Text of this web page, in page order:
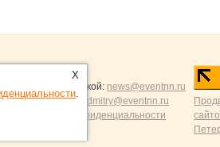
и разумной критикой: news@eventnn.ru
на сайт: dmitry@eventnn.ru
и политика конфиденциальности
X
.